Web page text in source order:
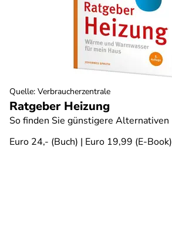
Ratgeber Heizung
So finden Sie günstigere Alternativen
Euro 24,- (Buch) | Euro 19,99 (E-Book)
Quelle: Verbraucherzentrale